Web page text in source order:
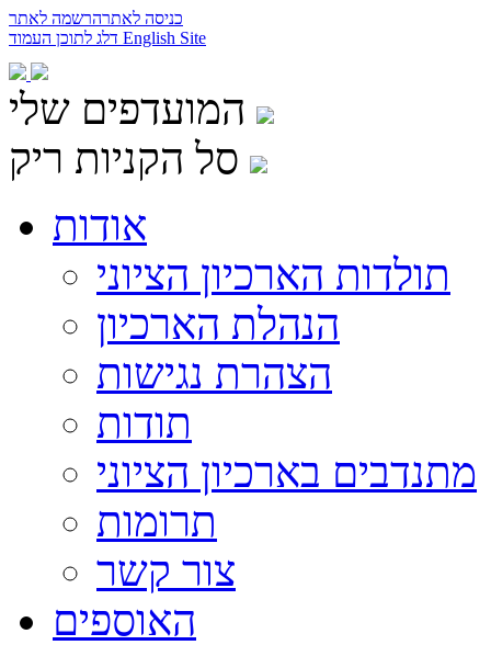
כניסה לאתרהרשמה לאתר
English Site
המועדפים שלי
סל הקניות ריק
אודות
תולדות הארכיון הציוני
הנהלת הארכיון
הצהרת נגישות
תודות
מתנדבים בארכיון הציוני
תרומות
צור קשר
האוספים